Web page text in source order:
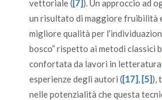
vettoriale ([7]). Un approccio ad
un risultato di maggiore fruibilità
migliore qualità per
bosco” rispetto ai metodi classici
confortata da lavori in letteratura
esperienze degli autori ([17],[5]),
nelle potenzialità che questa